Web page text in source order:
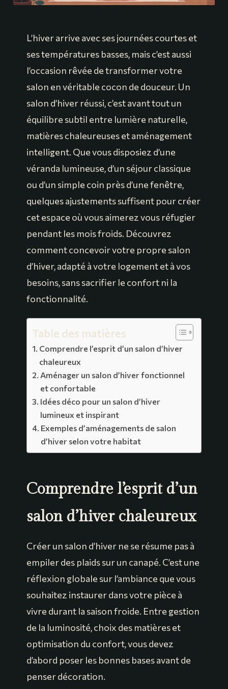
L’hiver arrive avec ses journées courtes et
ses températures basses, mais c’est aussi
l’occasion rêvée de transformer votre
salon en véritable cocon de douceur. Un
salon d’hiver réussi, c’est avant tout un
équilibre subtil entre lumière naturelle,
matières chaleureuses et aménagement
intelligent. Que vous disposiez d’une
véranda lumineuse, d’un séjour classique
ou d’un simple coin près d’une fenêtre,
quelques ajustements suffisent pour créer
cet espace où vous aimerez vous réfugier
pendant les mois froids. Découvrez
comment concevoir votre propre salon
d’hiver, adapté à votre logement et à vos
besoins, sans sacrifier le confort ni la
fonctionnalité.
Table des matières
Comprendre l’esprit d’un salon d’hiver
chaleureux
Aménager un salon d’hiver fonctionnel
et confortable
Idées déco pour un salon d’hiver
lumineux et inspirant
Exemples d’aménagements de salon
d’hiver selon votre habitat
Comprendre l’esprit d’un
salon d’hiver chaleureux
Créer un salon d’hiver ne se résume pas à
empiler des plaids sur un canapé. C’est une
réflexion globale sur l’ambiance que vous
souhaitez instaurer dans votre pièce à
vivre durant la saison froide. Entre gestion
de la luminosité, choix des matières et
optimisation du confort, vous devez
d’abord poser les bonnes bases avant de
penser décoration.